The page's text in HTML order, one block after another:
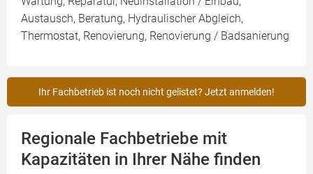
Austausch, Beratung, Hydraulischer Abgleich,
Thermostat, Renovierung, Renovierung / Badsanierung
Ihr Fachbetrieb ist noch nicht gelistet? Jetzt anmelden!
Regionale Fachbetriebe mit
Kapazitäten in Ihrer Nähe finden